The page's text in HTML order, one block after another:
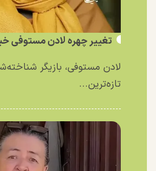
تغییر چهره لادن مستوفی
لادن مستوفی، بازیگر
تازه‌ترین...